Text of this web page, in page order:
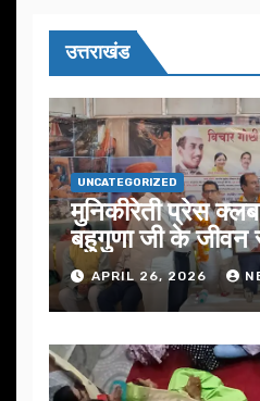
उत्तराखंड
UNCATEGORIZED
मुनिकीरेती प्रेस क्लब
बहुगुणा जी के जीवन
जोरAPRIL 26, 2026